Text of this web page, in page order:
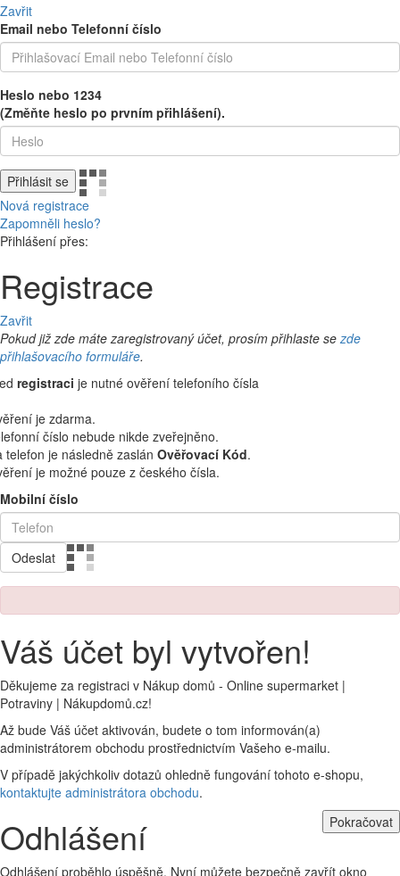
Zavřit
Email nebo Telefonní číslo
Heslo nebo 1234
(Změňte heslo po prvním přihlášení).
Přihlásit se
Nová registrace
Zapomněli heslo?
Přihlášení přes:
Registrace
Zavřit
Pokud již zde máte zaregistrovaný účet, prosím přihlaste se zde
přihlašovacího formuláře.
registraci je nutné ověření telefoního čísla
je zdarma.
číslo nebude nikde zveřejněno.
telefon je následně zaslán Ověřovací Kód.
je možné pouze z českého čísla.
Mobilní číslo
Odeslat
Váš účet byl vytvořen!
Děkujeme za registraci v Nákup domů - Online supermarket |
Potraviny | Nákupdomů.cz!
Až bude Váš účet aktivován, budete o tom informován(a)
administrátorem obchodu prostřednictvím Vašeho e-mailu.
V případě jakýchkoliv dotazů ohledně fungování tohoto e-shopu,
kontaktujte administrátora obchodu.
Pokračovat
Odhlášení
Odhlášení proběhlo úspěšně. Nyní můžete bezpečně zavřít okno